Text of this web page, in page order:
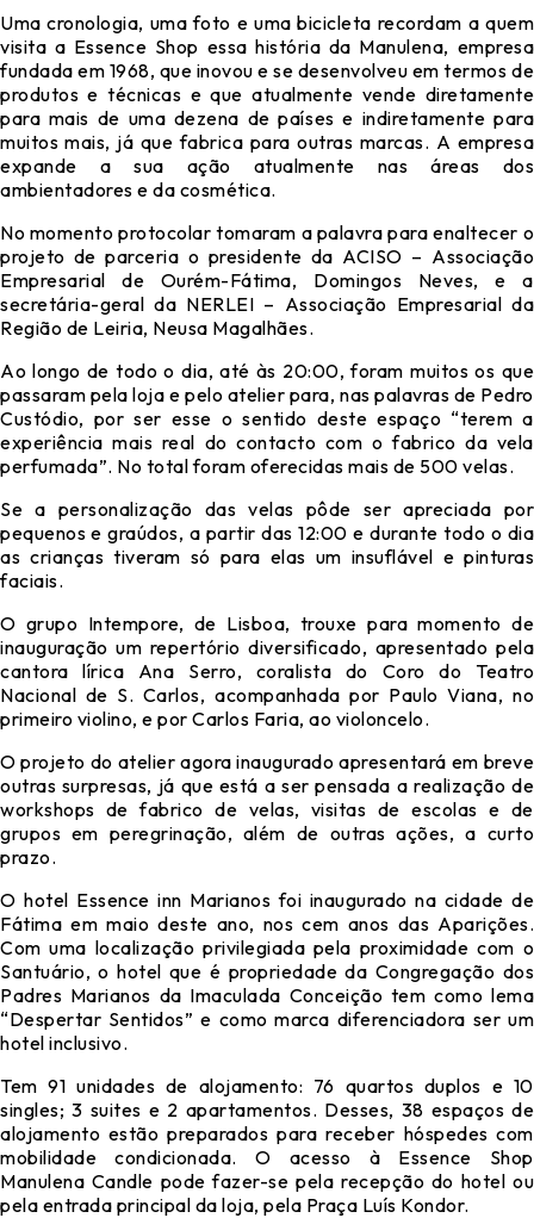
Uma cronologia, uma foto e uma bicicleta recordam a quem
visita a Essence Shop essa história da Manulena, empresa
fundada em 1968, que inovou e se desenvolveu em termos de
produtos e técnicas e que atualmente vende diretamente
para mais de uma dezena de países e indiretamente para
muitos mais, já que fabrica para outras marcas. A empresa
expande a sua ação atualmente nas áreas dos
ambientadores e da cosmética.
No momento protocolar tomaram a palavra para enaltecer o
projeto de parceria o presidente da ACISO – Associação
Empresarial de Ourém-Fátima, Domingos Neves, e a
secretária-geral da NERLEI – Associação Empresarial da
Região de Leiria, Neusa Magalhães.
Ao longo de todo o dia, até às 20:00, foram muitos os que
passaram pela loja e pelo atelier para, nas palavras de Pedro
Custódio, por ser esse o sentido deste espaço “terem a
experiência mais real do contacto com o fabrico da vela
perfumada”. No total foram oferecidas mais de 500 velas.
Se a personalização das velas pôde ser apreciada por
pequenos e graúdos, a partir das 12:00 e durante todo o dia
as crianças tiveram só para elas um insuflável e pinturas
faciais.
O grupo Intempore, de Lisboa, trouxe para momento de
inauguração um repertório diversificado, apresentado pela
cantora lírica Ana Serro, coralista do Coro do Teatro
Nacional de S. Carlos, acompanhada por Paulo Viana, no
primeiro violino, e por Carlos Faria, ao violoncelo.
O projeto do atelier agora inaugurado apresentará em breve
outras surpresas, já que está a ser pensada a realização de
workshops de fabrico de velas, visitas de escolas e de
grupos em peregrinação, além de outras ações, a curto
prazo.
O hotel Essence inn Marianos foi inaugurado na cidade de
Fátima em maio deste ano, nos cem anos das Aparições.
Com uma localização privilegiada pela proximidade com o
Santuário, o hotel que é propriedade da Congregação dos
Padres Marianos da Imaculada Conceição tem como lema
“Despertar Sentidos” e como marca diferenciadora ser um
hotel inclusivo.
Tem 91 unidades de alojamento: 76 quartos duplos e 10
singles; 3 suites e 2 apartamentos. Desses, 38 espaços de
alojamento estão preparados para receber hóspedes com
mobilidade condicionada. O acesso à Essence Shop
Manulena Candle pode fazer-se pela recepção do hotel ou
pela entrada principal da loja, pela Praça Luís Kondor.